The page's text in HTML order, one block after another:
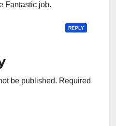
Fantastic job.
REPLY
be published. Required